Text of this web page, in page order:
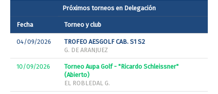
Próximos torneos en Delegación
Fecha Torneo y club
04/09/2026
TROFEO AESGOLF CAB. S1 S2
G. DE ARANJUEZ
10/09/2026
Torneo Aupa Golf - "Ricardo Schleissner"
(Abierto)
EL ROBLEDAL G.